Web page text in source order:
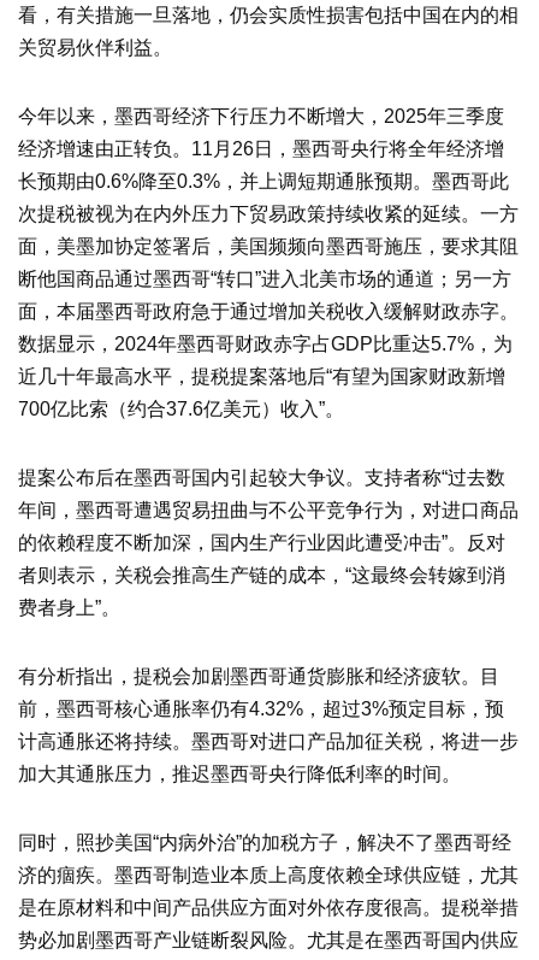
看，有关措施一旦落地，仍会实质性损害包括中国在内的相
关贸易伙伴利益。
今年以来，墨西哥经济下行压力不断增大，2025年三季度
经济增速由正转负。11月26日，墨西哥央行将全年经济增
长预期由0.6%降至0.3%，并上调短期通胀预期。墨西哥此
次提税被视为在内外压力下贸易政策持续收紧的延续。一方
面，美墨加协定签署后，美国频频向墨西哥施压，要求其阻
断他国商品通过墨西哥“转口”进入北美市场的通道；另一方
面，本届墨西哥政府急于通过增加关税收入缓解财政赤字。
数据显示，2024年墨西哥财政赤字占GDP比重达5.7%，为
近几十年最高水平，提税提案落地后“有望为国家财政新增
700亿比索（约合37.6亿美元）收入”。
提案公布后在墨西哥国内引起较大争议。支持者称“过去数
年间，墨西哥遭遇贸易扭曲与不公平竞争行为，对进口商品
的依赖程度不断加深，国内生产行业因此遭受冲击”。反对
者则表示，关税会推高生产链的成本，“这最终会转嫁到消
费者身上”。
有分析指出，提税会加剧墨西哥通货膨胀和经济疲软。目
前，墨西哥核心通胀率仍有4.32%，超过3%预定目标，预
计高通胀还将持续。墨西哥对进口产品加征关税，将进一步
加大其通胀压力，推迟墨西哥央行降低利率的时间。
同时，照抄美国“内病外治”的加税方子，解决不了墨西哥经
济的痼疾。墨西哥制造业本质上高度依赖全球供应链，尤其
是在原材料和中间产品供应方面对外依存度很高。提税举措
势必加剧墨西哥产业链断裂风险。尤其是在墨西哥国内供应